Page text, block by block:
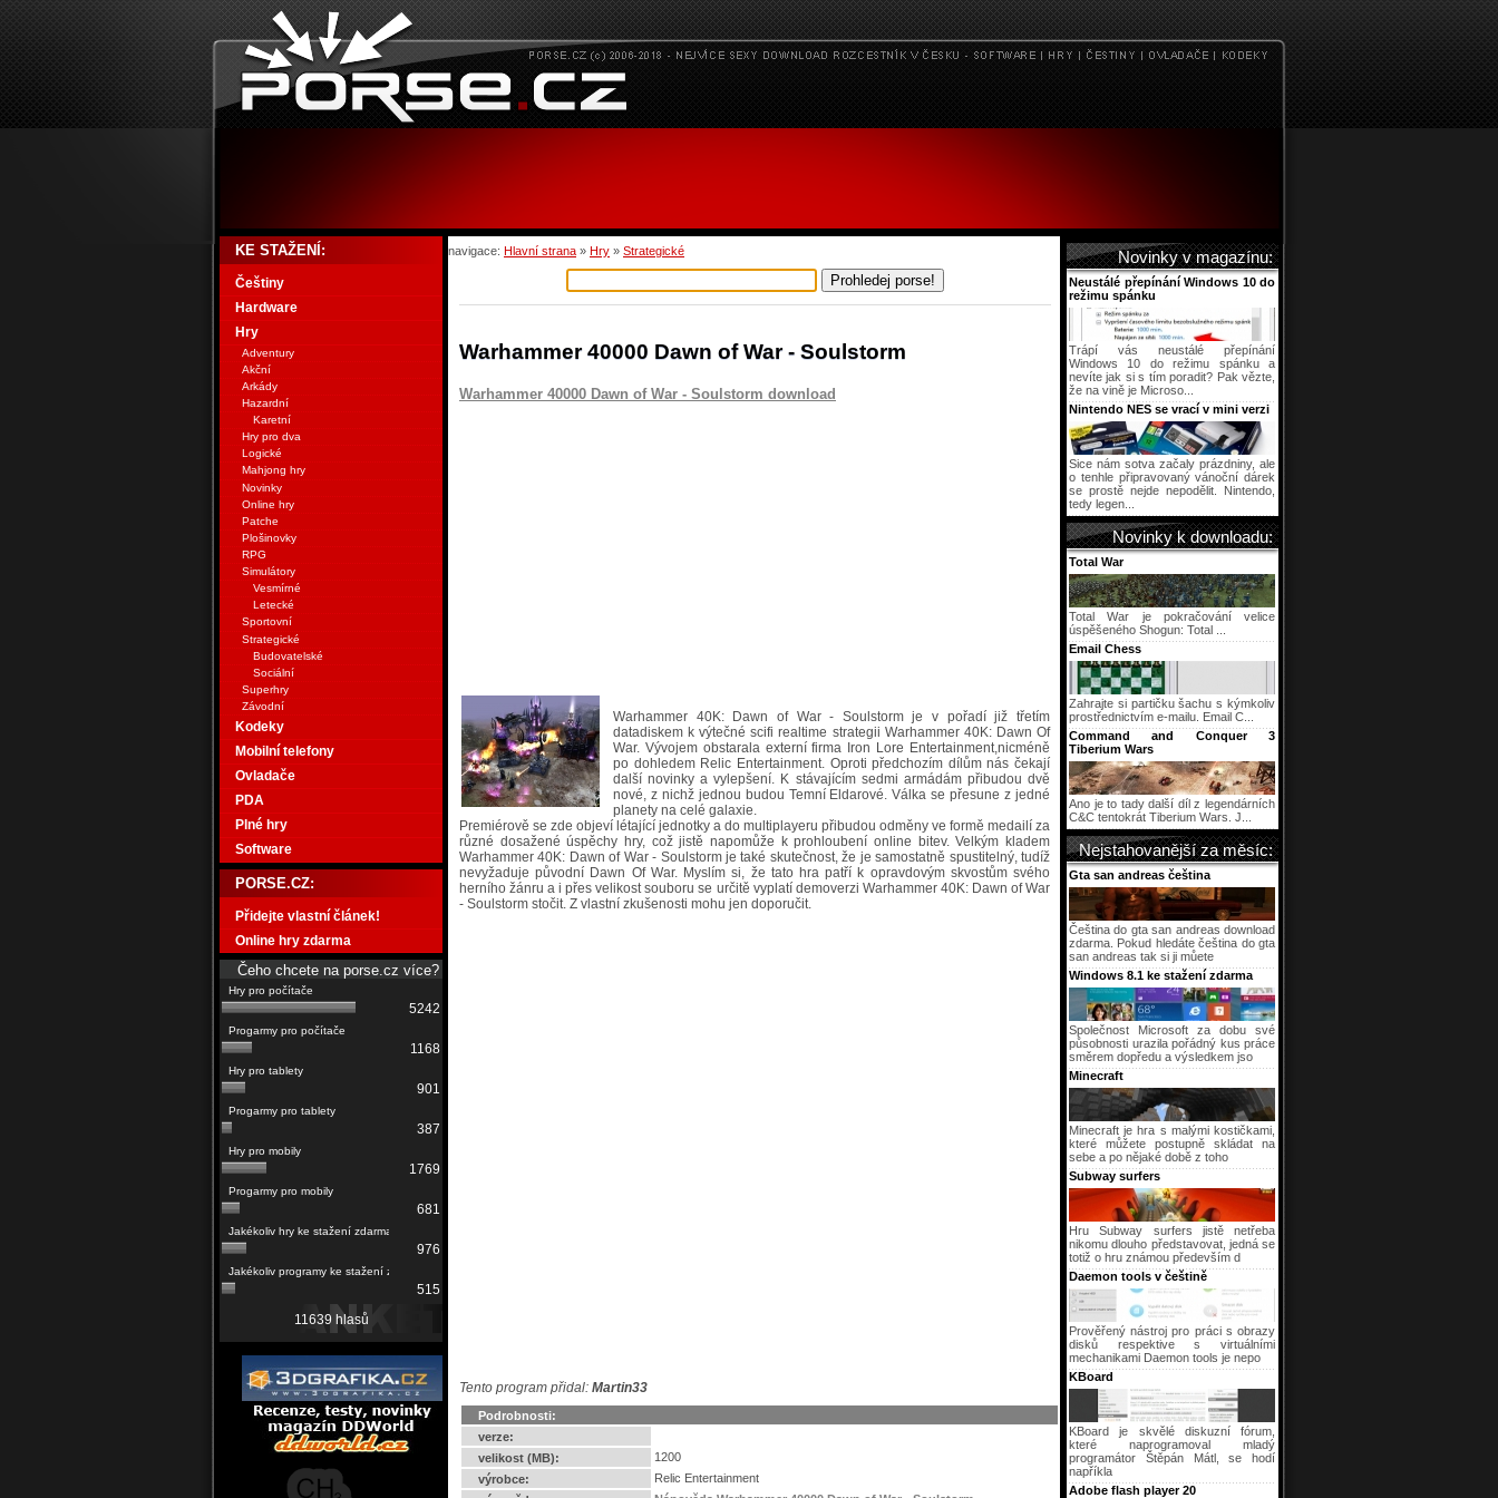
navigace: Hlavní strana » Hry » Strategické
Warhammer 40000 Dawn of War - Soulstorm
Warhammer 40000 Dawn of War - Soulstorm download
Warhammer 40K: Dawn of War - Soulstorm je v pořadí již třetím
datadiskem k výtečné scifi realtime strategii Warhammer 40K: Dawn Of
War. Vývojem obstarala externí firma Iron Lore Entertainment,nicméně
po dohledem Relic Entertainment. Oproti předchozím dílům nás čekají
další novinky a vylepšení. K stávajícím sedmi armádám přibudou dvě
nové, z nichž jednou budou Temní Eldarové. Válka se přesune z jedné
planety na celé galaxie.
Premiérově se zde objeví létající jednotky a do multiplayeru přibudou odměny ve formě medailí za
různé dosažené úspěchy hry, což jistě napomůže k prohloubení online bitev. Velkým kladem
Warhammer 40K: Dawn of War - Soulstorm je také skutečnost, že je samostatně spustitelný, tudíž
nevyžaduje původní Dawn Of War. Myslím si, že tato hra patří k opravdovým skvostům svého
herního žánru a i přes velikost souboru se určitě vyplatí demoverzi Warhammer 40K: Dawn of War
- Soulstorm stočit. Z vlastní zkušenosti mohu jen doporučit.
Tento program přidal: Martin33
Podrobnosti:
verze:
velikost (MB):
1200
výrobce:
Relic Entertainment
KE STAŽENÍ:
Češtiny
Hardware
Hry
Adventury
Akční
Arkády
Hazardní
Karetní
Hry pro dva
Logické
Mahjong hry
Novinky
Online hry
Patche
Plošinovky
RPG
Simulátory
Vesmírné
Letecké
Sportovní
Strategické
Budovatelské
Sociální
Superhry
Závodní
Kodeky
Mobilní telefony
Ovladače
PDA
Plné hry
Software
PORSE.CZ:
Přidejte vlastní článek!
Online hry zdarma
Čeho chcete na porse.cz více?
5242
1168
901
387
1769
681
976
515
11639 hlasů
Novinky v magazínu:
Neustálé přepínání Windows 10 do
režimu spánku
Trápí vás neustálé přepínání
Windows 10 do režimu spánku a
nevíte jak si s tím poradit? Pak vězte,
že na vině je Microso...
Nintendo NES se vrací v mini verzi
Sice nám sotva začaly prázdniny, ale
o tenhle připravovaný vánoční dárek
se prostě nejde nepodělit. Nintendo,
tedy legen...
Novinky k downloadu:
Total War
Total War je pokračování velice
úspěšeného Shogun: Total ...
Email Chess
Zahrajte si partičku šachu s kýmkoliv
prostřednictvím e-mailu. Email C...
Command and Conquer 3
Tiberium Wars
Ano je to tady další díl z legendárních
C&C tentokrát Tiberium Wars. J...
Nejstahovanější za měsíc:
Gta san andreas čeština
Čeština do gta san andreas download
zdarma. Pokud hledáte čeština do gta
san andreas tak si ji můete
Windows 8.1 ke stažení zdarma
Společnost Microsoft za dobu své
působnosti urazila pořádný kus práce
směrem dopředu a výsledkem jso
Minecraft
Minecraft je hra s malými kostičkami,
které můžete postupně skládat na
sebe a po nějaké době z toho
Subway surfers
Hru Subway surfers jistě netřeba
nikomu dlouho představovat, jedná se
totiž o hru známou především d
Daemon tools v češtině
Prověřený nástroj pro práci s obrazy
disků respektive s virtuálními
mechanikami Daemon tools je nepo
KBoard
KBoard je skvělé diskuzní fórum,
které naprogramoval mladý
programátor Štěpán Mátl, se hodí
napříkla
Adobe flash player 20